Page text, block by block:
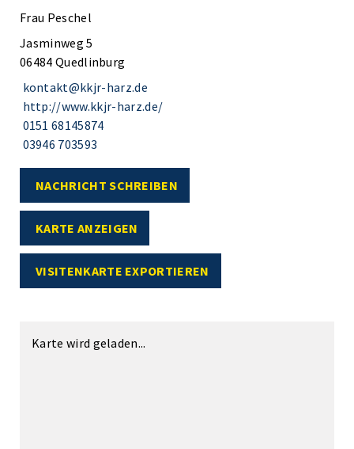
Frau Peschel
Jasminweg 5
06484 Quedlinburg
kontakt@kkjr-harz.de
http://www.kkjr-harz.de/
0151 68145874
03946 703593
NACHRICHT SCHREIBEN
KARTE ANZEIGEN
VISITENKARTE EXPORTIEREN
Karte wird geladen...